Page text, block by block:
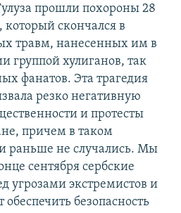
прошли похороны 28
который скончался в
травм, нанесенных им в
группой хулиганов, так
фанатов. Эта трагедия
резко негативную
и протесты
причем в таком
раньше не случались. Мы
сентября сербские
угрозами экстремистов и
безопасность